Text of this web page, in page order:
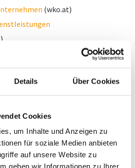
Details Über Cookies
Cookies
um Inhalte und Anzeigen zu
für soziale Medien anbieten
auf unsere Website zu
geben wir Informationen zu Ihrer
(wko.at)
(hEN)
(wko.at)
Normen (hEN)